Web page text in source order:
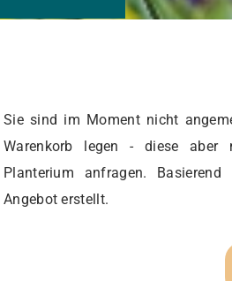
Sie sind im Moment nicht
Warenkorb legen - diese aber
Planterium anfragen.
Angebot erstellt.